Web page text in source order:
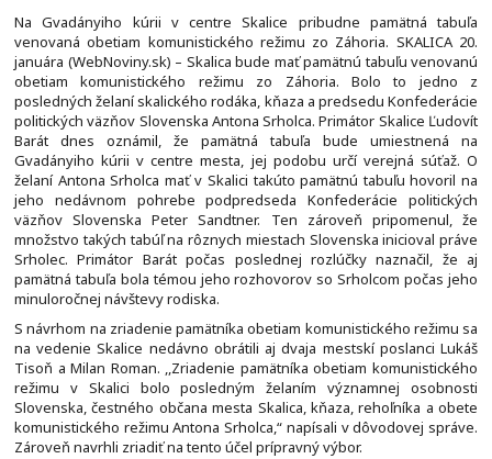
Na Gvadányiho kúrii v centre Skalice pribudne pamätná tabuľa
venovaná obetiam komunistického režimu zo Záhoria. SKALICA 20.
januára (WebNoviny.sk) – Skalica bude mať pamätnú tabuľu venovanú
obetiam komunistického režimu zo Záhoria. Bolo to jedno z
posledných želaní skalického rodáka, kňaza a predsedu Konfederácie
politických väzňov Slovenska Antona Srholca. Primátor Skalice Ľudovít
Barát dnes oznámil, že pamätná tabuľa bude umiestnená na
Gvadányiho kúrii v centre mesta, jej podobu určí verejná súťaž. O
želaní Antona Srholca mať v Skalici takúto pamätnú tabuľu hovoril na
jeho nedávnom pohrebe podpredseda Konfederácie politických
väzňov Slovenska Peter Sandtner. Ten zároveň pripomenul, že
množstvo takých tabúľ na rôznych miestach Slovenska inicioval práve
Srholec. Primátor Barát počas poslednej rozlúčky naznačil, že aj
pamätná tabuľa bola témou jeho rozhovorov so Srholcom počas jeho
minuloročnej návštevy rodiska.
S návrhom na zriadenie pamätníka obetiam komunistického režimu sa
na vedenie Skalice nedávno obrátili aj dvaja mestskí poslanci Lukáš
Tisoň a Milan Roman. ,,Zriadenie pamätníka obetiam komunistického
režimu v Skalici bolo posledným želaním významnej osobnosti
Slovenska, čestného občana mesta Skalica, kňaza, rehoľníka a obete
komunistického režimu Antona Srholca,“ napísali v dôvodovej správe.
Zároveň navrhli zriadiť na tento účel prípravný výbor.